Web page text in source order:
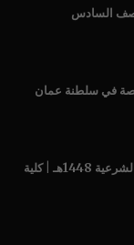
السادس
في سلطنة عمان
إعلان فتح التسجيل في دبلوم العلوم الشرعية 1448هـ | كلية